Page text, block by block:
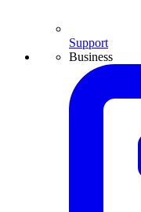
Support
Business